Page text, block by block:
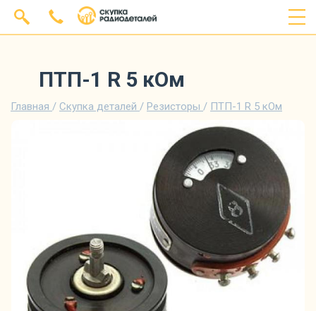
ПТП-1 R 5 кОм
Главная / Скупка деталей / Резисторы / ПТП-1 R 5 кОм